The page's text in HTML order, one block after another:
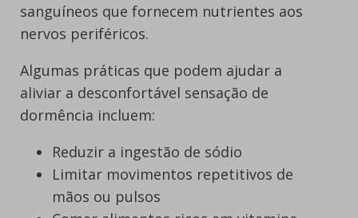
sanguíneos que fornecem nutrientes aos
nervos periféricos.
Algumas práticas que podem ajudar a
aliviar a desconfortável sensação de
dormência incluem:
Reduzir a ingestão de sódio
Limitar movimentos repetitivos de
mãos ou pulsos